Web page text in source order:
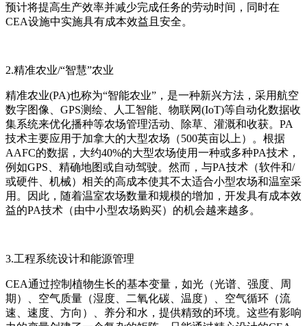
预计将提高生产效率并减少完成任务的劳动时间，同时在
CEA设施中实施具有成本效益且安全。
2.精准农业/“智慧”农业
精准农业(PA)也称为“智能农业”，是一种新兴方法，采用航空
数字图像、GPS测绘、人工智能、物联网(IoT)等自动化数据收
集系统来优化播种等农场管理活动、除草、灌溉和收获。PA
技术主要应用于加拿大的大型农场（500英亩以上）。根据
AAFC的数据，大约40%的大型农场使用一种或多种PA技术，
例如GPS、精确地图或自动驾驶。然而，与PA技术（软件和/
或硬件、机械）相关的高成本使其不太适合小型农场和温室采
用。因此，随着温室农场数量和规模的增加，开发具有成本效
益的PA技术（由中小型农场购买）的机会越来越多。
3.工程系统设计和能源管理
CEA通过控制植物生长的基本变量，如光（光谱、强度、周
期）、空气质量（湿度、二氧化碳、温度）、空气循环（流
速、速度、方向）、养分和水，提供精致的环境。这些有影响